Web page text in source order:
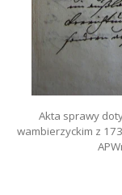
Akta sprawy
wambierzyckim z